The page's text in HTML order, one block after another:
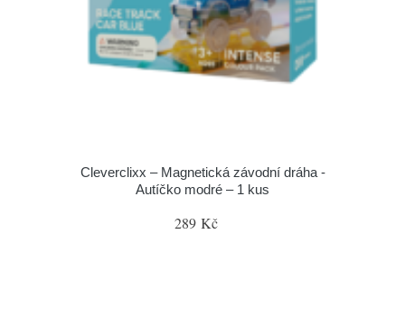
Cleverclixx – Magnetická závodní dráha -
Autíčko modré – 1 kus
289 Kč